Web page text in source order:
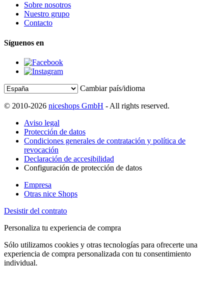
Sobre nosotros
Nuestro grupo
Contacto
Síguenos en
Cambiar país/idioma
© 2010-2026 niceshops GmbH - All rights reserved.
Aviso legal
Protección de datos
Condiciones generales de contratación y política de
revocación
Declaración de accesibilidad
Configuración de protección de datos
Empresa
Otras nice Shops
Desistir del contrato
Personaliza tu experiencia de compra
Sólo utilizamos cookies y otras tecnologías para ofrecerte una
experiencia de compra personalizada con tu consentimiento
individual.